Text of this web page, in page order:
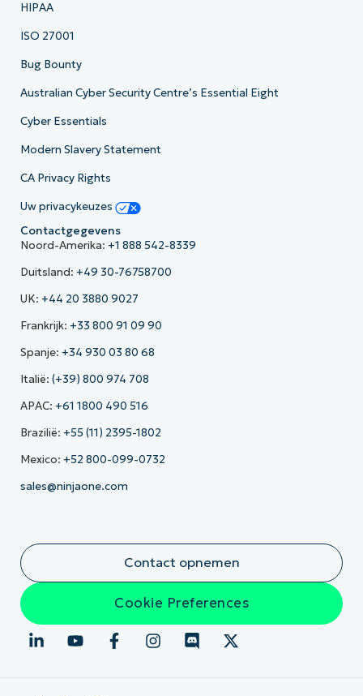
HIPAA
ISO 27001
Bug Bounty
Australian Cyber Security Centre’s Essential Eight
Cyber Essentials
Modern Slavery Statement
CA Privacy Rights
Uw privacykeuzes
Contactgegevens
Noord-Amerika: +1 888 542-8339
Duitsland: +49 30-76758700
UK: +44 20 3880 9027
Frankrijk: +33 800 91 09 90
Spanje: +34 930 03 80 68
Italië: (+39) 800 974 708
APAC: +61 1800 490 516
Brazilië: +55 (11) 2395-1802
Mexico: +52 800-099-0732
sales@ninjaone.com
Contact opnemen
Cookie Preferences